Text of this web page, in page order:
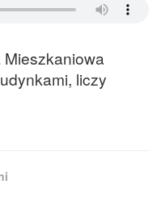
Mieszkaniowa
liczy